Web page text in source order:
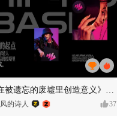
《在被遗忘的废墟里创造意义》#MVLAND嘻哈狂欢派对
风的诗人 37